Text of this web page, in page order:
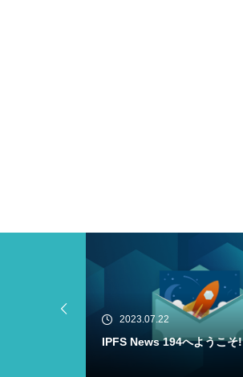
2023.07.20
IPFS News 193へようこそ!